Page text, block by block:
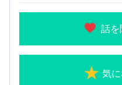
話を
気